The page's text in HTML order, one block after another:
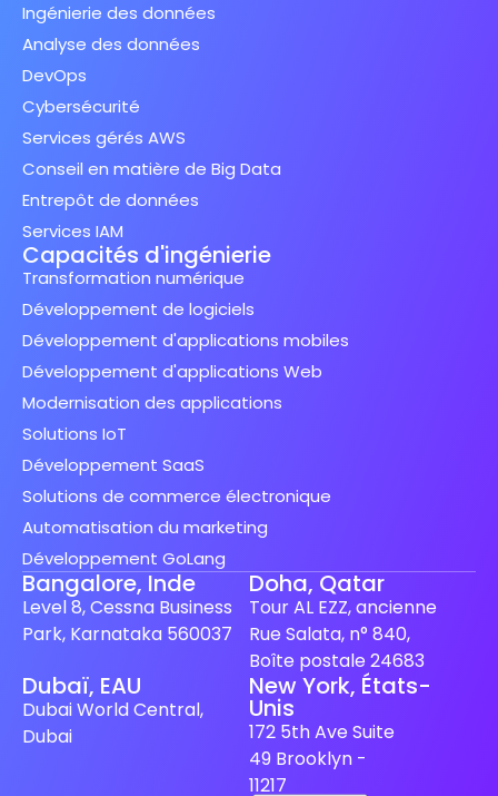
Ingénierie des données
Analyse des données
DevOps
Cybersécurité
Services gérés AWS
Conseil en matière de Big Data
Entrepôt de données
Services IAM
Capacités d'ingénierie
Transformation numérique
Développement de logiciels
Développement d'applications mobiles
Développement d'applications Web
Modernisation des applications
Solutions IoT
Développement SaaS
Solutions de commerce électronique
Automatisation du marketing
Développement GoLang
Bangalore, Inde
Level 8, Cessna Business
Park, Karnataka 560037
Doha, Qatar
Tour AL EZZ, ancienne
Rue Salata, n° 840,
Boîte postale 24683
Dubaï, EAU
Dubai World Central,
Dubai
New York, États-
Unis
172 5th Ave Suite
49 Brooklyn -
11217
Spanish (Spain)